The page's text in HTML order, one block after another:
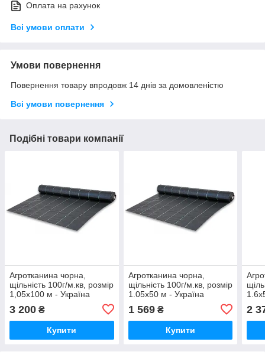
Оплата на рахунок
Всі умови оплати
Умови повернення
Повернення товару впродовж 14 днів за домовленістю
Всі умови повернення
Подібні товари компанії
Агротканина чорна,
щільність 100г/м.кв, розмір
1,05х100 м - Україна
3 200 ₴
Купити
Агротканина чорна,
щільність 100г/м.кв, розмір
1.05х50 м - Україна
1 569₴
Купити
2